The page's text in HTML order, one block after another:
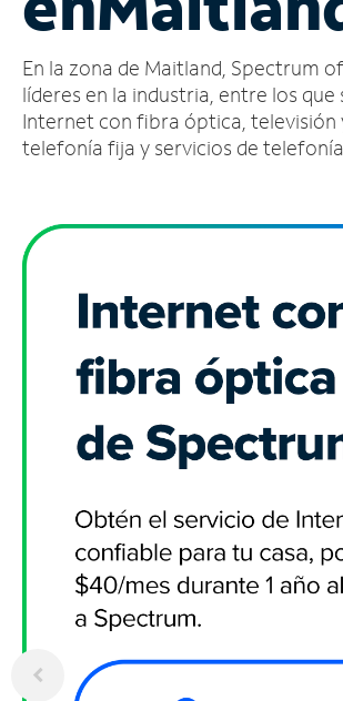
cuenta
Encuentra
una
tienda
En la zona de Maitland, Spectrum
líderes en la industria, entre los que
Internet con fibra óptica, televisión
telefonía fija y servicios de